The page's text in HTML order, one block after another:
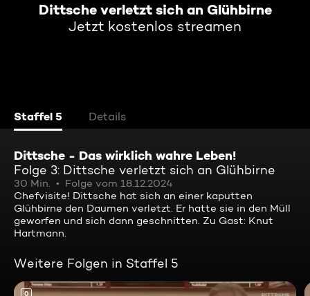
Dittsche verletzt sich an Glühbirne
Jetzt kostenlos streamen
Staffel 5 Details
Dittsche - Das wirklich wahre Leben!
Folge 3: Dittsche verletzt sich an Glühbirne
30 Min.
Folge vom 18.12.2024
Chefvisite! Dittsche hat sich an einer kaputten
Glühbirne den Daumen verletzt. Er hatte sie in den Müll
geworfen und sich dann geschnitten. Zu Gast: Knut
Hartmann.
Weitere Folgen in Staffel 5
0